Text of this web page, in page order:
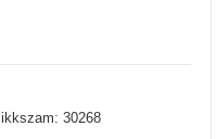
30268